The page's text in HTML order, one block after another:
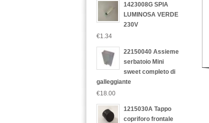
1423008G SPIA
LUMINOSA VERDE
230V
€1.34
22150040 Assieme
serbatoio Mini
sweet completo di
galleggiante
€18.00
1215030A Tappo
copriforo frontale